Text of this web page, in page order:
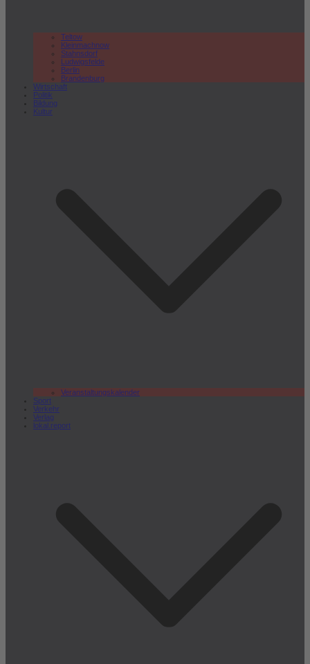
Teltow
Kleinmachnow
Stahnsdorf
Ludwigsfelde
Berlin
Brandenburg
Wirtschaft
Politik
Bildung
Kultur
Veranstaltungskalender
Sport
Verkehr
Verlag
lokal.report